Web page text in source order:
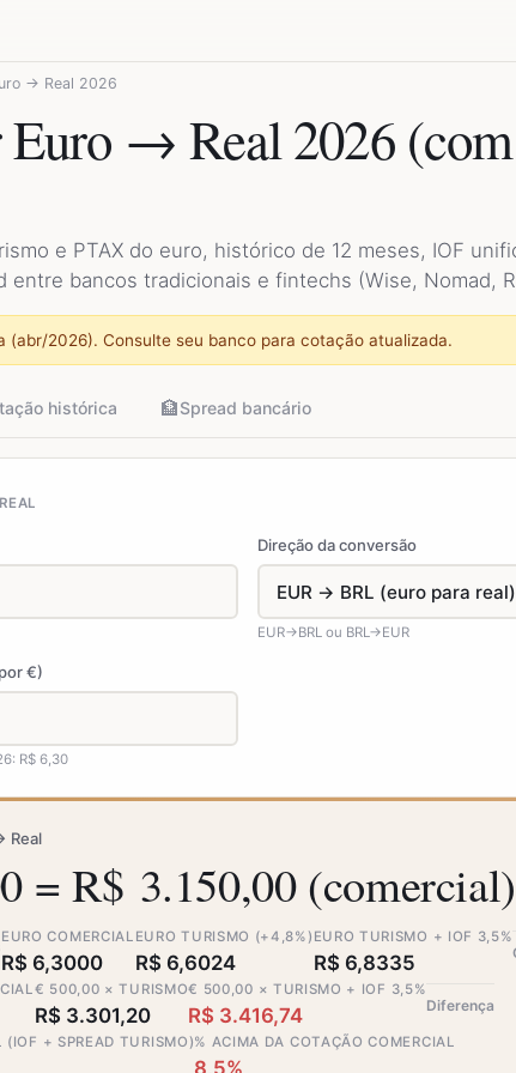
→ Real 2026
Euro → Real 2026
e PTAX do euro, histórico de 12 meses, IOF
entre bancos tradicionais e fintechs (Wise, Nomad,
2026). Consulte seu banco para cotação atualizada.
histórica 🏦Spread bancário
Direção da conversão
EUR→BRL ou BRL→EUR
€)
R$ 6,30
Real
= R$ 3.150,00 (comercial)
EURO COMERCIAL
R$ 6,3000
EURO TURISMO (+4,8%)
R$ 6,6024
EURO TURISMO + IOF 3,5%
R$ 6,8335
€ 500,00 × TURISMO
R$ 3.301,20
€ 500,00 × TURISMO + IOF 3,5%
R$ 3.416,74 Diferença
+ SPREAD TURISMO)% ACIMA DA COTAÇÃO COMERCIAL
8,5%